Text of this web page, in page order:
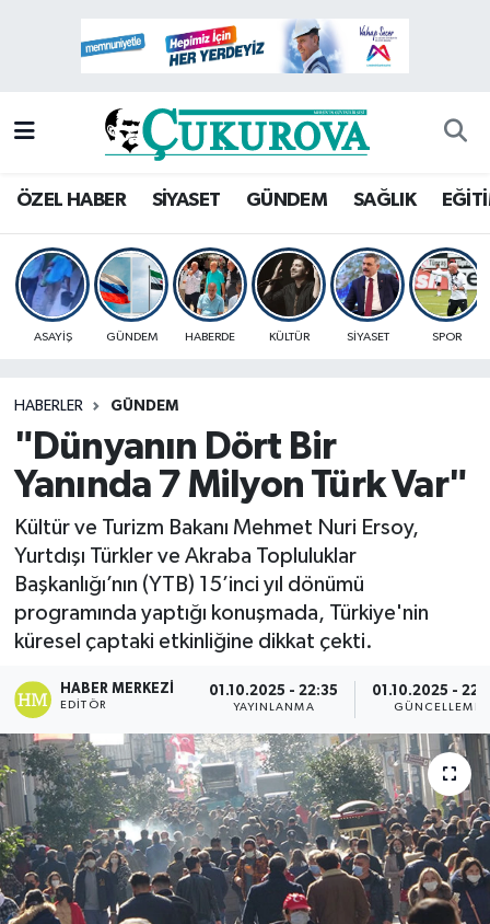
ÖZEL HABER SİYASET GÜNDEM SAĞLIK
ASAYİŞ GÜNDEM HABERDE KÜLTÜR SİYASET SPOR
HABERLER GÜNDEM
"Dünyanın Dört Bir
Yanında 7 Milyon Türk Var"
Kültür ve Turizm Bakanı Mehmet Nuri Ersoy,
Yurtdışı Türkler ve Akraba Topluluklar
Başkanlığı’nın (YTB) 15’inci yıl dönümü
programında yaptığı konuşmada, Türkiye'nin
küresel çaptaki etkinliğine dikkat çekti.
HABER MERKEZI
EDITÖR
01.10.2025 - 22:35
YAYINLANMA
01.10.2025 -
GÜNCELLEME
Mersin Hava Durumu
Mersin Namaz Vakitleri
Mersin Trafik Yoğunluk Haritası
Süper Lig Puan Durumu ve Fikstür
Haber Arşivi